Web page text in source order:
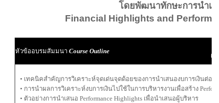
โดยพัฒนาทักษะการนำเ
Financial Highlights and
หัวข้ออบรมสัมมนา Course Outline
ผู้
• เทคนิคสำคัญการวิเคราะห์จุดเด่นจุดด้อยของการนำเสนองบการเงินต่อผู้
• การนําผลการวิเคราะห์งบการเงินไปใช้ในการบริหารงานเพื่อสร้าง
• ตัวอย่างการนำเสนอ Performance Highlights เพื่อนำเสนอผู้บริหาร